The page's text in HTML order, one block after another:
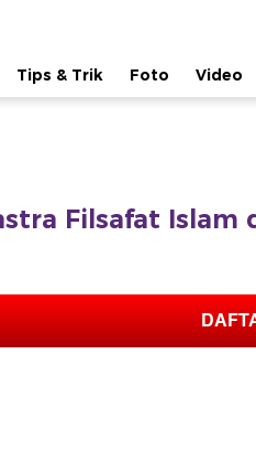
Tips & Trik Foto Video
Filsafat Islam